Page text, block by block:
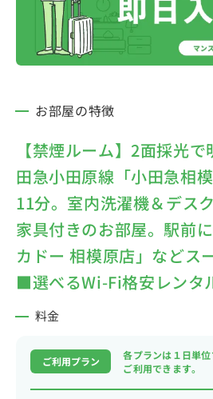
お部屋の特徴
【禁煙ルーム】2面採光
田急小田原線「小田急相
11分。室内洗濯機＆デス
家具付きのお部屋。駅前
カドー 相模原店」などス
■選べるWi-Fi格安レンタ
料金
ご利用プラン
各プランは１日単位
ご利用できます。